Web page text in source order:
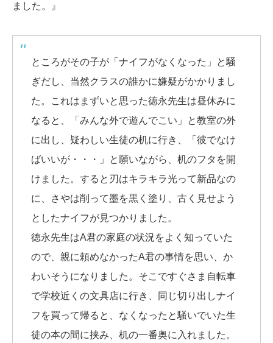
ました。』
ところがその子が「ナイフがなくなった」と騒
ぎだし、当然クラスの誰かに嫌疑がかかりまし
た。これはまずいと思った徳永先生は昼休みに
なると、「みんな外で遊んでこい」と教室の外
に出し、疑わしい生徒の机に行き、「彼でなけ
ばいいが・・・」と願いながら、机のフタを開
けました。すると刃はキラキラ光って新品なの
に、さやは削って墨を黒く塗り、古く見せよう
としたナイフが見つかりました。
徳永先生はA君の家庭の状況をよく知っていた
ので、親に頼めなかったA君の事情を思い、か
わいそうになりました。そこですぐさま自転車
で学校近くの文具店に行き、同じ切り出しナイ
フを買って帰ると、なくなったと騒いでいた生
徒の本の間に挟み、机の一番奥に入れました。